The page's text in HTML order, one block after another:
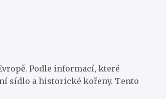
Podle informací, které
sídlo a historické kořeny. Tento